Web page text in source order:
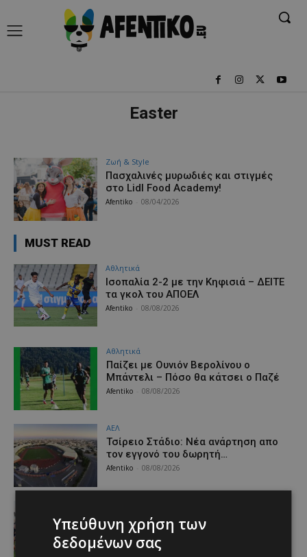
Easter
Ζωή & Style
Πασχαλινές μυρωδιές και στιγμές
στο Lidl Food Academy!
Afentiko 08/04/2026
MUST READ
Αθλητικά
Iσοπαλία 2-2 με την Κηφισιά – ΔΕΙΤΕ
τα γκολ του ΑΠΟΕΛ
Afentiko 08/08/2026
Αθλητικά
Παίζει με Ουνιόν Βερολίνου ο
Μπάντελι – Πόσο θα κάτσει ο Παζέ
Afentiko 08/08/2026
ΑΕΛ
Τσίρειο Στάδιο: Νέα ανάρτηση απο
τον εγγονό του δωρητή…
Afentiko 08/08/2026
Πάνε Γιουρόπα Καπ oι Απόλλων
Ladies! Έπαιξαν μες το λιοπύρι
(VIDEO)
Υπεύθυνη χρήση των
δεδομένων σας